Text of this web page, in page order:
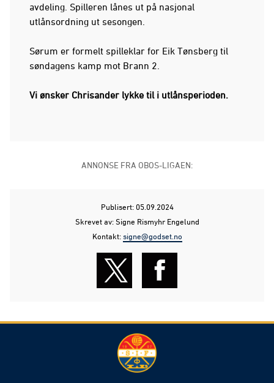
avdeling. Spilleren lånes ut på nasjonal
utlånsordning ut sesongen.
Sørum er formelt spilleklar for Eik Tønsberg til
søndagens kamp mot Brann 2.
Vi ønsker Chrisander lykke til i utlånsperioden.
ANNONSE FRA OBOS-LIGAEN:
Publisert: 05.09.2024
Skrevet av: Signe Rismyhr Engelund
Kontakt:signe@godset.no